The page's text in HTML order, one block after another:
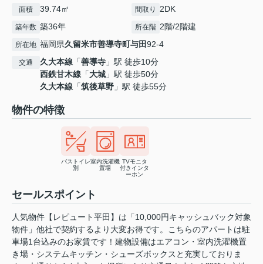
面積 39.74㎡ 間取り 2DK
築年数 築36年 所在階 2階/2階建
所在地 福岡県久留米市善導寺町与田92-4
交通 久大本線 「善導寺 」駅 徒歩10分
西鉄甘木線 「大城 」駅 徒歩50分
久大本線 「筑後草野 」駅 徒歩55分
物件の特徴
バストイレ
別
室内洗濯機
置場
TVモニタ
付きインタ
ーホン
セールスポイント
人気物件【レピュート平田】は「10,000円キャッシュバック対象
物件」他社で契約するより大変お得です。こちらのアパートは駐
車場1台込みのお家賃です！建物設備はエアコン・室内洗濯機置
き場・システムキッチン・シューズボックスと充実しておりま